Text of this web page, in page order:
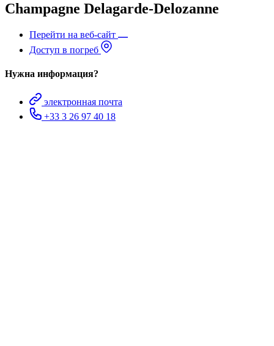
Champagne Delagarde-Delozanne
Перейти на веб-сайт
Доступ в погреб
Нужна информация?
электронная почта
+33 3 26 97 40 18